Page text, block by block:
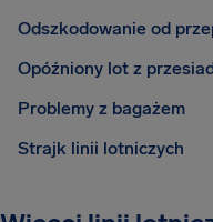
Odszkodowanie od
Opóźniony lot z
Problemy z bagażem
Strajk linii lotniczych